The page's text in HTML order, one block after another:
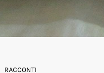
RACCONTI